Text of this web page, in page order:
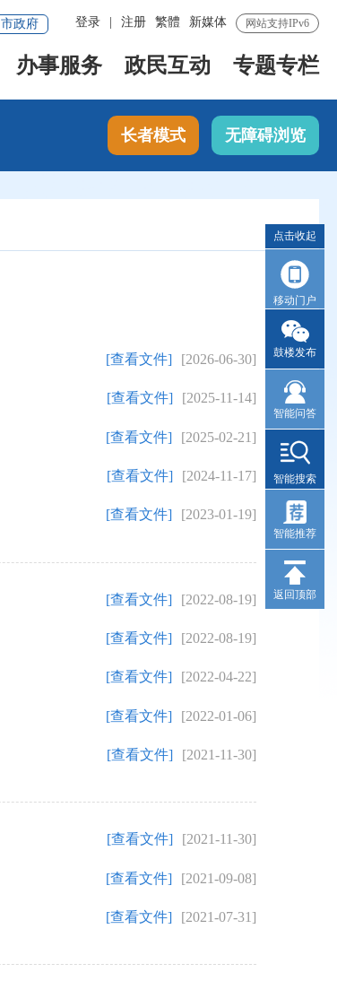
网站支持IPv6
新媒体
繁體
登录 注册
市政府
办事服务 政民互动 专题专栏
长者模式 无障碍浏览
[2026-06-30]
[查看文件]
[2025-11-14]
[查看文件]
[2025-02-21]
[查看文件]
[2024-11-17]
[查看文件]
[2023-01-19]
[查看文件]
[2022-08-19]
[查看文件]
[2022-08-19]
[查看文件]
[2022-04-22]
[查看文件]
[2022-01-06]
[查看文件]
[2021-11-30]
[查看文件]
[2021-11-30]
[查看文件]
[2021-09-08]
[查看文件]
[2021-07-31]
[查看文件]
点击收起
移动门户
鼓楼发布
智能问答
智能搜索
智能推荐
返回顶部